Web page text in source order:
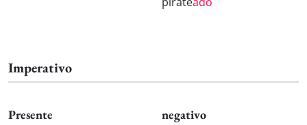
Imperativo
Presente negativo